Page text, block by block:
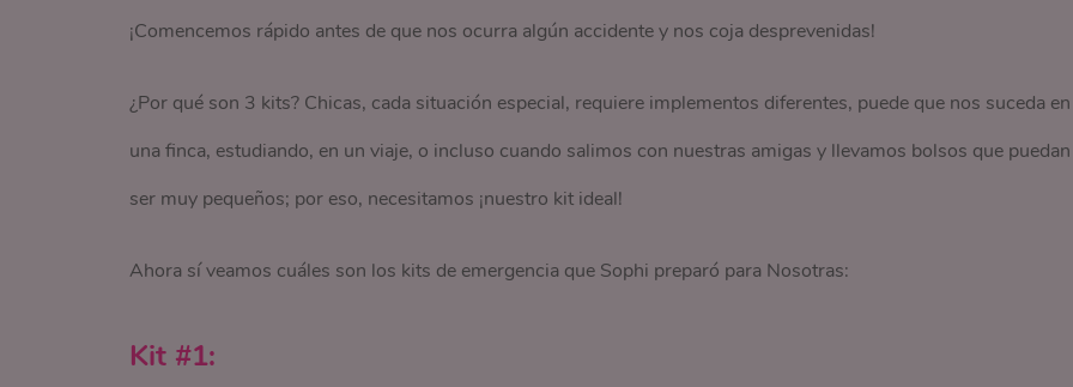
¡Comencemos rápido antes de que nos ocurra algún accidente y nos coja desprevenidas!
¿Por qué son 3 kits? Chicas, cada situación especial, requiere implementos diferentes, puede que nos suceda en
una finca, estudiando, en un viaje, o incluso cuando salimos con nuestras amigas y llevamos bolsos que puedan
ser muy pequeños; por eso, necesitamos ¡nuestro kit ideal!
Ahora sí veamos cuáles son los kits de emergencia que Sophi preparó para Nosotras:
Kit #1: